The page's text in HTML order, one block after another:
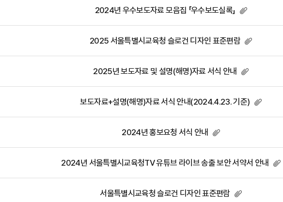
2024년 우수보도자료 모음집 「우수보도실록」
2025 서울특별시교육청 슬로건 디자인 표준편람
2025년 보도자료 및 설명(해명)자료 서식 안내
보도자료+설명(해명)자료 서식 안내(2024.4.23. 기준)
2024년 홍보요청 서식 안내
2024년 서울특별시교육청TV 유튜브 라이브 송출 보안 서약서 안내
서울특별시교육청 슬로건 디자인 표준편람